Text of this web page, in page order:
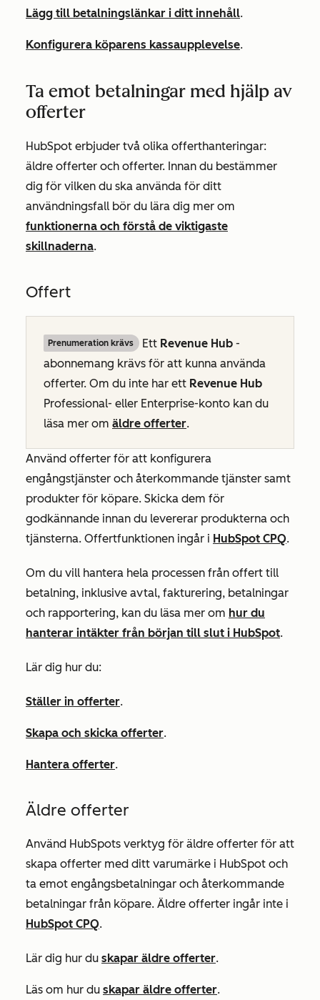
Lägg till betalningslänkar i ditt innehåll.
Konfigurera köparens kassaupplevelse.
Ta emot betalningar med hjälp av
offerter
HubSpot erbjuder två olika offerthanteringar:
äldre offerter och offerter. Innan du bestämmer
dig för vilken du ska använda för ditt
användningsfall bör du lära dig mer om
funktionerna och förstå de viktigaste
skillnaderna.
Offert
Prenumeration krävs Ett Revenue Hub -
abonnemang krävs för att kunna använda
offerter. Om du inte har ett Revenue Hub
Professional- eller Enterprise-konto kan du
läsa mer om äldre offerter.
Använd offerter för att konfigurera
engångstjänster och återkommande tjänster samt
produkter för köpare. Skicka dem för
godkännande innan du levererar produkterna och
tjänsterna. Offertfunktionen ingår i HubSpot CPQ.
Om du vill hantera hela processen från offert till
betalning, inklusive avtal, fakturering, betalningar
och rapportering, kan du läsa mer om hur du
hanterar intäkter från början till slut i HubSpot.
Lär dig hur du:
Ställer in offerter.
Skapa och skicka offerter.
Hantera offerter.
Äldre offerter
Använd HubSpots verktyg för äldre offerter för att
skapa offerter med ditt varumärke i HubSpot och
ta emot engångsbetalningar och återkommande
betalningar från köpare. Äldre offerter ingår inte i
HubSpot CPQ.
Lär dig hur du skapar äldre offerter.
Läs om hur du skapar äldre offerter.